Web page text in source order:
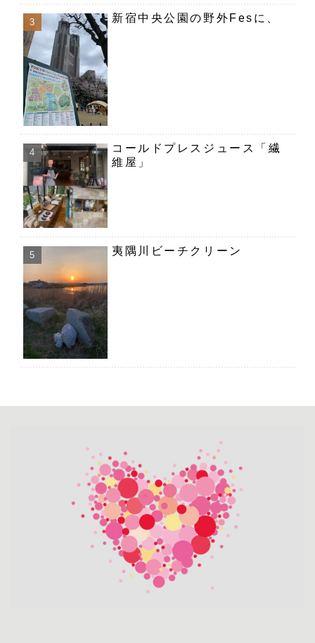
新宿中央公園の野外Fesに、
コールドプレスジュース「繊
維屋」
夷隅川ビーチクリーン